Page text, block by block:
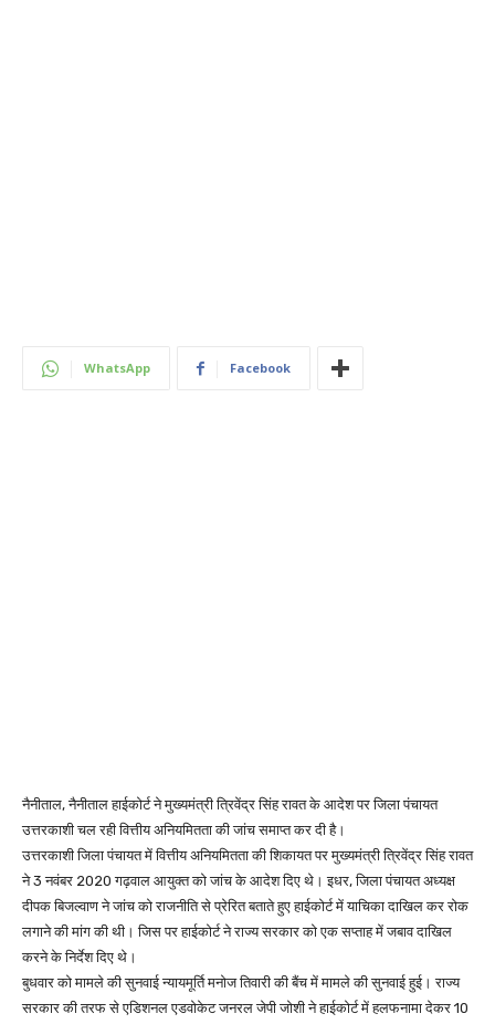
WhatsApp Facebook
नैनीताल, नैनीताल हाईकोर्ट ने मुख्यमंत्री त्रिवेंद्र सिंह रावत के आदेश पर जिला पंचायत
उत्तरकाशी चल रही वित्तीय अनियमितता की जांच समाप्त कर दी है।
उत्तरकाशी जिला पंचायत में वित्तीय अनियमितता की शिकायत पर मुख्यमंत्री त्रिवेंद्र सिंह रावत
ने 3 नवंबर 2020 गढ़वाल आयुक्त को जांच के आदेश दिए थे। इधर, जिला पंचायत अध्यक्ष
दीपक बिजल्वाण ने जांच को राजनीति से प्रेरित बताते हुए हाईकोर्ट में याचिका दाखिल कर रोक
लगाने की मांग की थी। जिस पर हाईकोर्ट ने राज्य सरकार को एक सप्ताह में जबाव दाखिल
करने के निर्देश दिए थे।
बुधवार को मामले की सुनवाई न्यायमूर्ति मनोज तिवारी की बैंच में मामले की सुनवाई हुई। राज्य
सरकार की तरफ से एडिशनल एडवोकेट जनरल जेपी जोशी ने हाईकोर्ट में हलफनामा देकर 10